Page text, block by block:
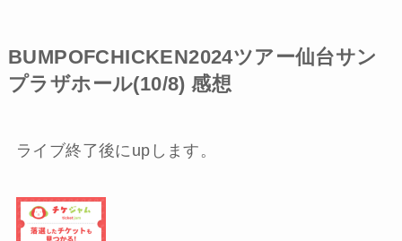
BUMPOFCHICKEN2024ツアー仙台サン
プラザホール(10/8) 感想
ライブ終了後にupします。